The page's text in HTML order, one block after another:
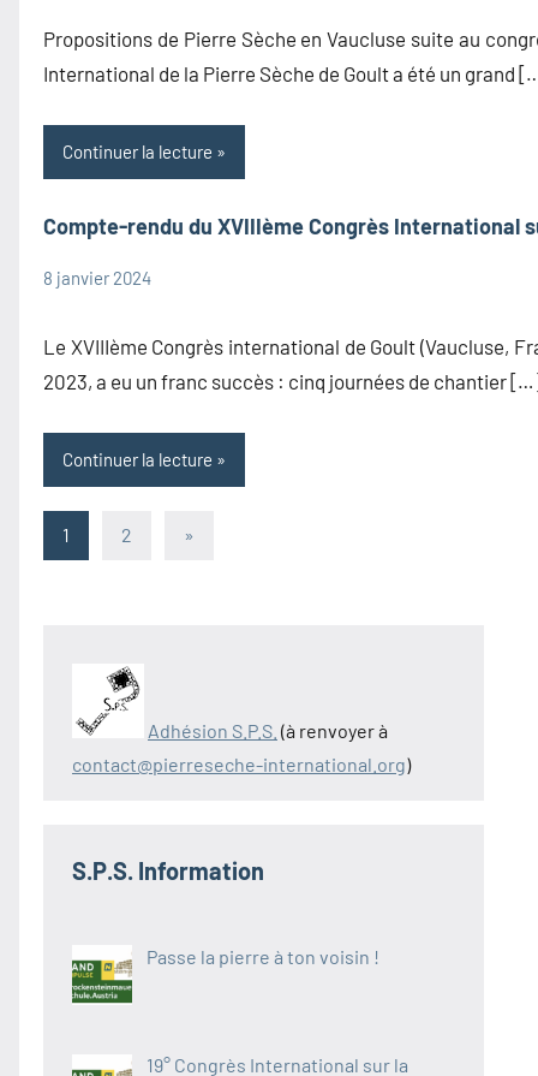
Communications
des membres
Propositions de Pierre Sèche en Vaucluse suite au
International de la Pierre Sèche de Goult a été un grand
Continuer la lecture
Compte-rendu du XVIIIème Congrès International
Congrès
8 janvier 2024
admin1480
Le XVIIIème Congrès international de Goult (Vaucluse,
2023, a eu un franc succès : cinq journées de chantier
Continuer la lecture
Pagination
1 2
Articles
»
Adhésion S.P.S. (à renvoyer à
contact@pierreseche-international.org)
S.P.S. Information
Passe la pierre à ton voisin !
19° Congrès International sur la